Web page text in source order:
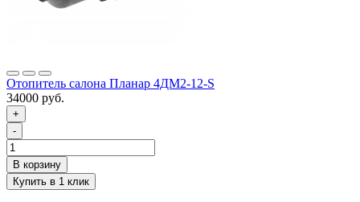
Отопитель салона Планар 4ДМ2-12-S
34000 руб.
+
-